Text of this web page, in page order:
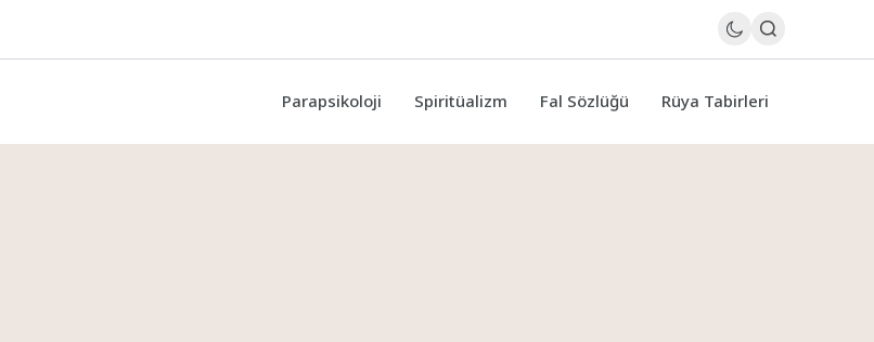
Parapsikoloji Spiritüalizm Fal Sözlüğü Rüya Tabirleri